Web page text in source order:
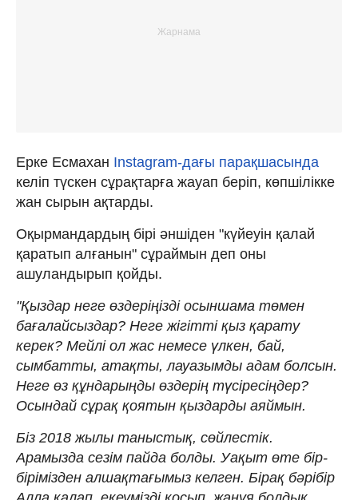
Ерке Есмахан Instagram-дағы парақшасында
келіп түскен сұрақтарға жауап беріп, көпшілікке
жан сырын ақтарды.
Оқырмандардың бірі әншіден "күйеуін қалай
қаратып алғанын" сұраймын деп оны
ашуландырып қойды.
"Қыздар неге өздеріңізді осыншама төмен
бағалайсыздар? Неге жігітті қыз қарату
керек? Мейлі ол жас немесе үлкен, бай,
сымбатты, атақты, лауазымды адам болсын.
Неге өз құндарыңды өздерің түсіресіңдер?
Осындай сұрақ қоятын қыздарды аяймын.
Біз 2018 жылы таныстық, сөйлестік.
Арамызда сезім пайда болды. Уақыт өте бір-
бірімізден алшақтағымыз келген. Бірақ бәрібір